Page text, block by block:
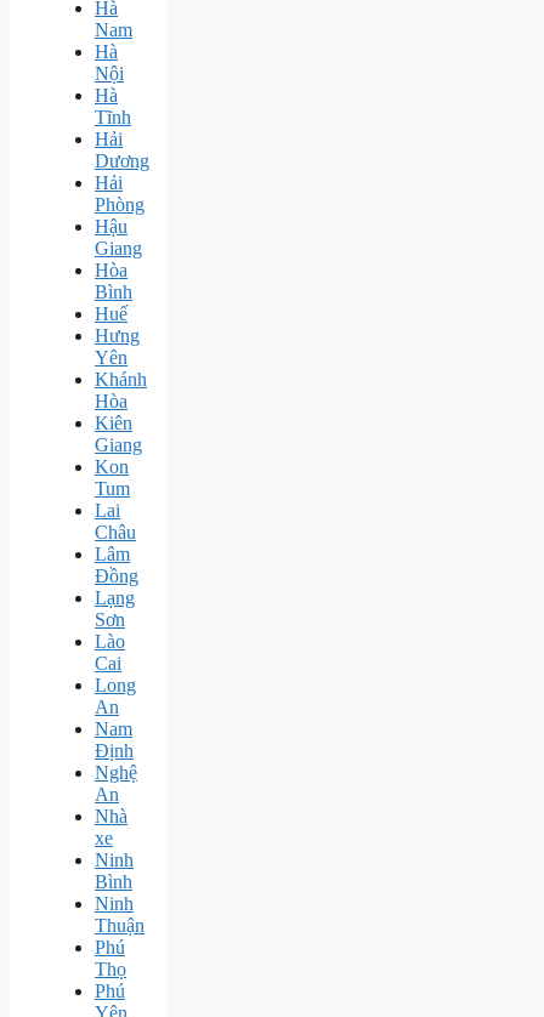
Hà
Nam
Hà
Nội
Hà
Tĩnh
Hải
Dương
Hải
Phòng
Hậu
Giang
Hòa
Bình
Huế
Hưng
Yên
Khánh
Hòa
Kiên
Giang
Kon
Tum
Lai
Châu
Lâm
Đồng
Lạng
Sơn
Lào
Cai
Long
An
Nam
Định
Nghệ
An
Nhà
xe
Ninh
Bình
Ninh
Thuận
Phú
Thọ
Phú